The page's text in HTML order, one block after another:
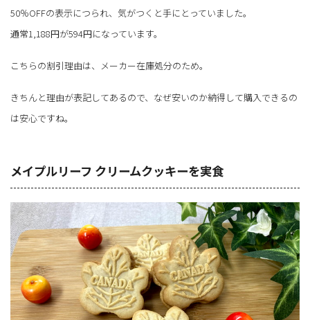
50％OFFの表示につられ、気がつくと手にとっていました。
通常1,188円が594円になっています。
こちらの割引理由は、メーカー在庫処分のため。
きちんと理由が表記してあるので、なぜ安いのか納得して購入できるの
は安心ですね。
メイプルリーフ クリームクッキーを実食